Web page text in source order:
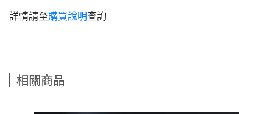
詳情請至購買說明查詢
相關商品